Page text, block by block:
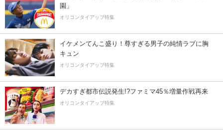
園」
オリコンタイアップ特集
イケメンてんこ盛り！尊すぎる男子の純情ラブに胸
キュン
オリコンタイアップ特集
デカすぎ都市伝説発生!?ファミマ45％増量作戦再来
オリコンタイアップ特集